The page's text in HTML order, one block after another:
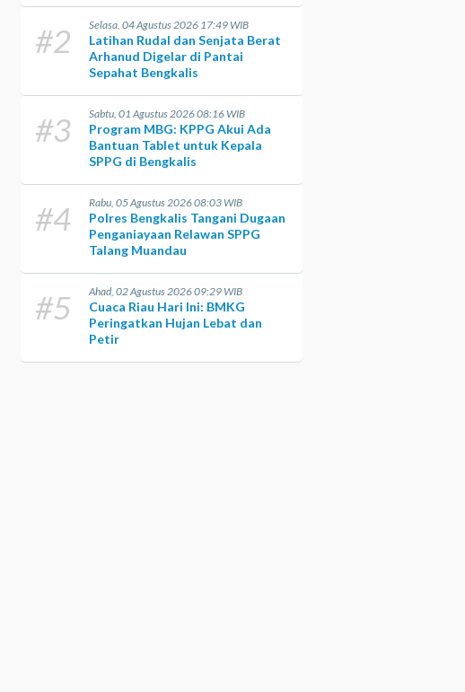
#2 Selasa, 04 Agustus 2026 17:49 WIB
Latihan Rudal dan Senjata Berat
Arhanud Digelar di Pantai
Sepahat Bengkalis
#3 Sabtu, 01 Agustus 2026 08:16 WIB
Program MBG: KPPG Akui Ada
Bantuan Tablet untuk Kepala
SPPG di Bengkalis
#4 Rabu, 05 Agustus 2026 08:03 WIB
Polres Bengkalis Tangani Dugaan
Penganiayaan Relawan SPPG
Talang Muandau
#5 Ahad, 02 Agustus 2026 09:29 WIB
Cuaca Riau Hari Ini: BMKG
Peringatkan Hujan Lebat dan
Petir